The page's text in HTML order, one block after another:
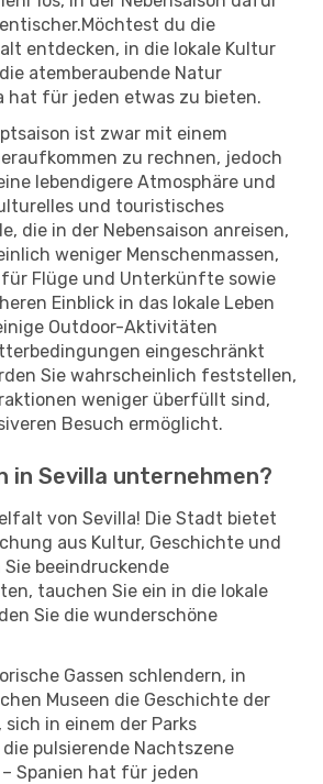
du die
entdecken, in die lokale Kultur
atemberaubende Natur
hat für jeden etwas zu bieten.
ist zwar mit einem
zu rechnen, jedoch
lebendigere Atmosphäre und
und touristisches
die in der Nebensaison anreisen,
weniger Menschenmassen,
für Flüge und Unterkünfte sowie
Einblick in das lokale Leben
Outdoor-Aktivitäten
eingeschränkt
Sie wahrscheinlich feststellen,
weniger überfüllt sind,
Besuch ermöglicht.
in Sevilla unternehmen?
von Sevilla! Die Stadt bietet
aus Kultur, Geschichte und
beeindruckende
tauchen Sie ein in die lokale
Sie die wunderschöne
Gassen schlendern, in
Museen die Geschichte der
in einem der Parks
pulsierende Nachtszene
Spanien hat für jeden